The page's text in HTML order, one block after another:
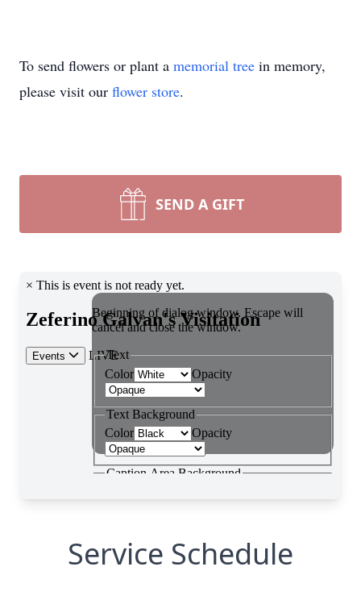
To send flowers or plant a memorial tree in memory,
please visit our flower store.
SEND A GIFT
Service Schedule